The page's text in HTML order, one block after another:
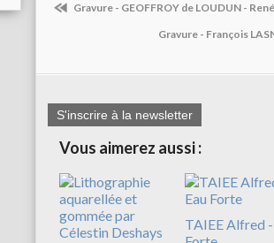
Gravure - GEOFFROY de LOUDUN -
Gravure - François
S'inscrire à la newsletter
Vous aimerez aussi :
TAIEE Alfred -